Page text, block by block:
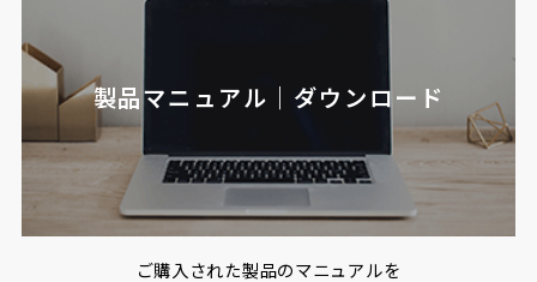
製品マニュアル｜ダウンロード
ご購入された製品のマニュアルを